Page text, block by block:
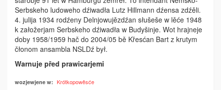
Serbskeho ludoweho dźiwadła Lutz Hillmann dźensa zdźěli.
4. julija 1934 rodźeny Delnjowujězdźan słušeše w lěće 1948
k załožerjam Serbskeho dźiwadła w Budyšinje. Wot hrajneje
doby 1958/1959 hač do 2004/05 bě Křesćan Bart z krutym
čłonom ansambla NSLDź był.
Warnuje před prawicarjemi
wozjewjene w: Krótkopowěsće